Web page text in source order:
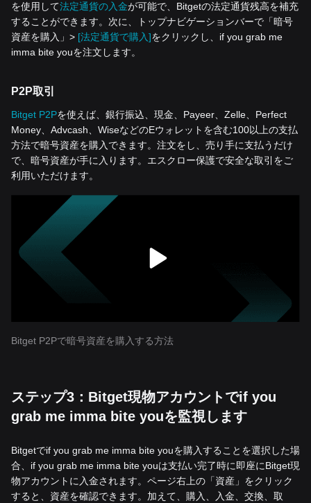
を使用して法定通貨の入金が可能で、Bitgetの法定通貨残高を補充
することができます。次に、トップナビゲーションバーで「暗号
資産を‌購入」> [法定通貨で購入]をクリックし、if you grab me
imma bite youを注文します。
P2P取引
Bitget P2Pを使えば、銀行振込、現金、Payeer、Zelle、Perfect
Money、Advcash、WiseなどのEウォレットを含む100以上の支払
方法で暗号資産を購入できます。注文をし、売り手に支払うだけ
で、暗号資産が手に入ります。エスクロー保護で安全な取引をご
利用いただけます。
Bitget P2Pで暗号資産を購入する方法
ステップ3：Bitget現物アカウントでif you
grab me imma bite youを監視します
Bitgetでif you grab me imma bite youを購入することを選択した場
合、if you grab me imma bite youは支払い完了時に即座にBitget現
物アカウントに入金されます。ページ右上の「資産」をクリック
すると、資産を確認できます。加えて、購入、入金、交換、取